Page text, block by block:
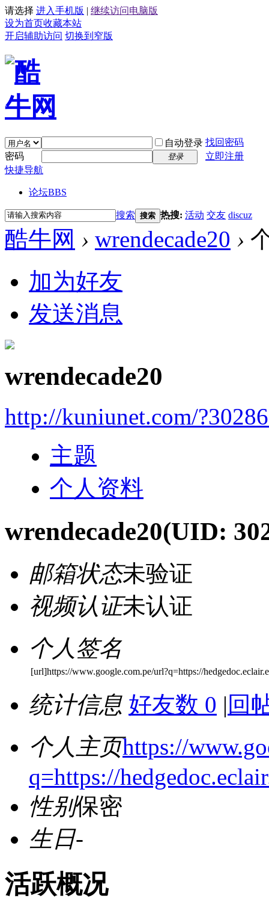
请选择 进入手机版 | 继续访问电脑版
设为首页收藏本站
开启辅助访问 切换到窄版
自动登录 找回密码
密码
登录
立即注册
快捷导航
论坛BBS
搜索 搜索 热搜: 活动 交友 discuz
酷牛网 › wrendecade20 ›
加为好友
发送消息
wrendecade20
http://kuniunet.com/
主题
个人资料
wrendecade20(UID:
邮箱状态未验证
视频认证未认证
个人签名
[url]https://www.google.com.pe/url?q=https://
统计信息 好友数 0 | 回
个人主页https://
q=https://
性别保密
生日-
活跃概况